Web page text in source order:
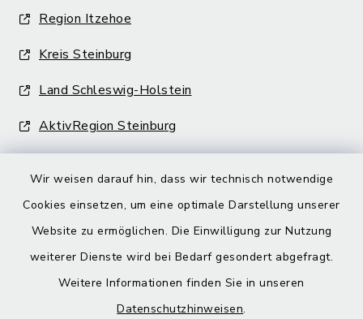
Wir weisen darauf hin, dass wir technisch notwendige
Cookies einsetzen, um eine optimale Darstellung unserer
Website zu ermöglichen. Die Einwilligung zur Nutzung
weiterer Dienste wird bei Bedarf gesondert abgefragt.
Weitere Informationen finden Sie in unseren
Datenschutzhinweisen.
Region Itzehoe
Kreis Steinburg
Land Schleswig-Holstein
AktivRegion Steinburg
Barrierefreiheit